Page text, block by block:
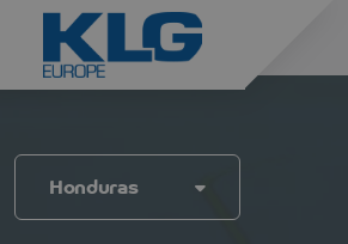
Honduras